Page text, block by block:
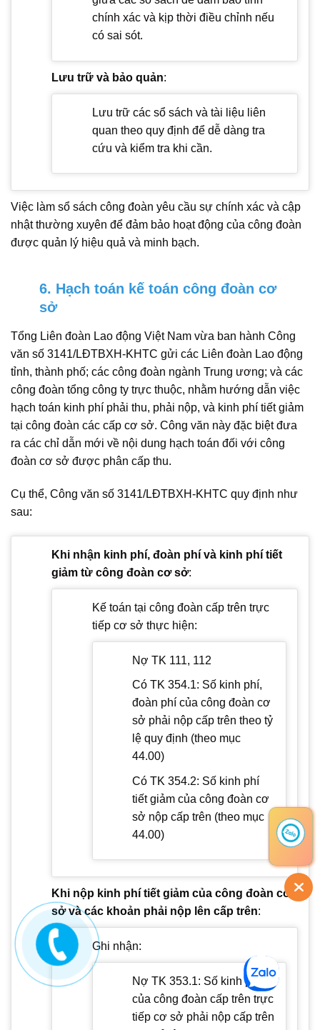
chính xác và kịp thời điều chỉnh nếu
có sai sót.
Lưu trữ và bảo quản:
Lưu trữ các sổ sách và tài liệu liên
quan theo quy định để dễ dàng tra
cứu và kiểm tra khi cần.
Việc làm sổ sách công đoàn yêu cầu sự chính xác và cập
nhật thường xuyên để đảm bảo hoạt động của công đoàn
được quản lý hiệu quả và minh bạch.
6. Hạch toán kế toán công đoàn cơ
sở
Tổng Liên đoàn Lao động Việt Nam vừa ban hành Công
văn số 3141/LĐTBXH-KHTC gửi các Liên đoàn Lao động
tỉnh, thành phố; các công đoàn ngành Trung ương; và các
công đoàn tổng công ty trực thuộc, nhằm hướng dẫn việc
hạch toán kinh phí phải thu, phải nộp, và kinh phí tiết giảm
tại công đoàn các cấp cơ sở. Công văn này đặc biệt đưa
ra các chỉ dẫn mới về nội dung hạch toán đối với công
đoàn cơ sở được phân cấp thu.
Cụ thể, Công văn số 3141/LĐTBXH-KHTC quy định như
sau:
Khi nhận kinh phí, đoàn phí và kinh phí tiết
giảm từ công đoàn cơ sở:
Kế toán tại công đoàn cấp trên trực
tiếp cơ sở thực hiện:
Nợ TK 111, 112
Có TK 354.1: Số kinh phí,
đoàn phí của công đoàn cơ
sở phải nộp cấp trên theo tỷ
lệ quy định (theo mục
44.00)
Có TK 354.2: Số kinh phí
tiết giảm của công đoàn cơ
sở nộp cấp trên (theo mục
44.00)
Khi nộp kinh phí tiết giảm của công đoàn cơ
sở và các khoản phải nộp lên cấp trên:
Ghi nhận:
Nợ TK 353.1: Số kinh phí
của công đoàn cấp trên trực
tiếp cơ sở phải nộp cấp trên